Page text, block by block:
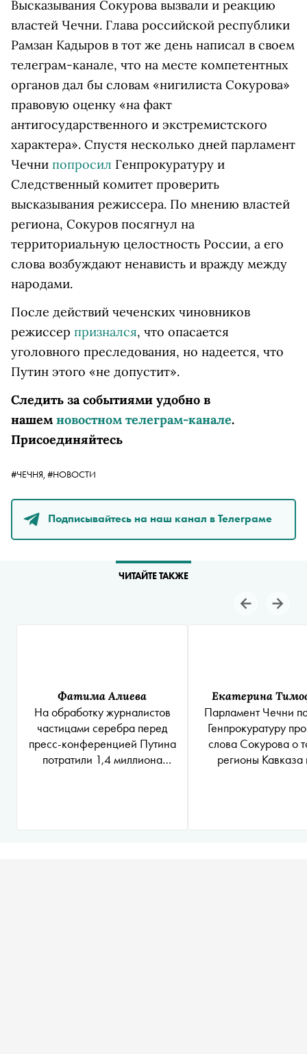
Высказывания Сокурова вызвали и реакцию
властей Чечни. Глава российской республики
Рамзан Кадыров в тот же день написал в своем
телеграм-канале, что на месте компетентных
органов дал бы словам «нигилиста Сокурова»
правовую оценку «на факт
антигосударственного и экстремистского
характера». Спустя несколько дней парламент
Чечни попросил Генпрокуратуру и
Следственный комитет проверить
высказывания режиссера. По мнению властей
региона, Сокуров посягнул на
территориальную целостность России, а его
слова возбуждают ненависть и вражду между
народами.
После действий чеченских чиновников
режиссер признался, что опасается
уголовного преследования, но надеется, что
Путин этого «не допустит».
Следить за событиями удобно в
нашем новостном телеграм-канале.
Присоединяйтесь
#ЧЕЧНЯ, #НОВОСТИ
Подписывайтесь на наш канал в Телеграме
ЧИТАЙТЕ ТАКЖЕ
Фатима Алиева
На обработку журналистов
частицами серебра перед
пресс-конференцией Путина
потратили 1,4 миллиона
Екатерина
Парламент Чечни
Генпрокуратуру
слова Сокурова о
регионы Кавказа